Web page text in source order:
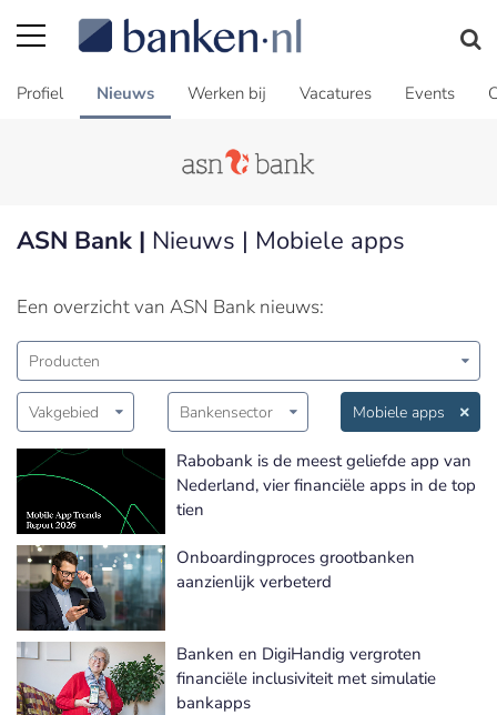
Profiel Nieuws Werken bij Vacatures Events
ASN Bank | Nieuws | Mobiele apps
Een overzicht van ASN Bank nieuws:
Producten
Vakgebied Bankensector Mobiele apps
Rabobank is de meest geliefde app van
Nederland, vier financiële apps in de top
tien
Onboardingproces grootbanken
aanzienlijk verbeterd
Banken en DigiHandig vergroten
financiële inclusiviteit met simulatie
bankapps